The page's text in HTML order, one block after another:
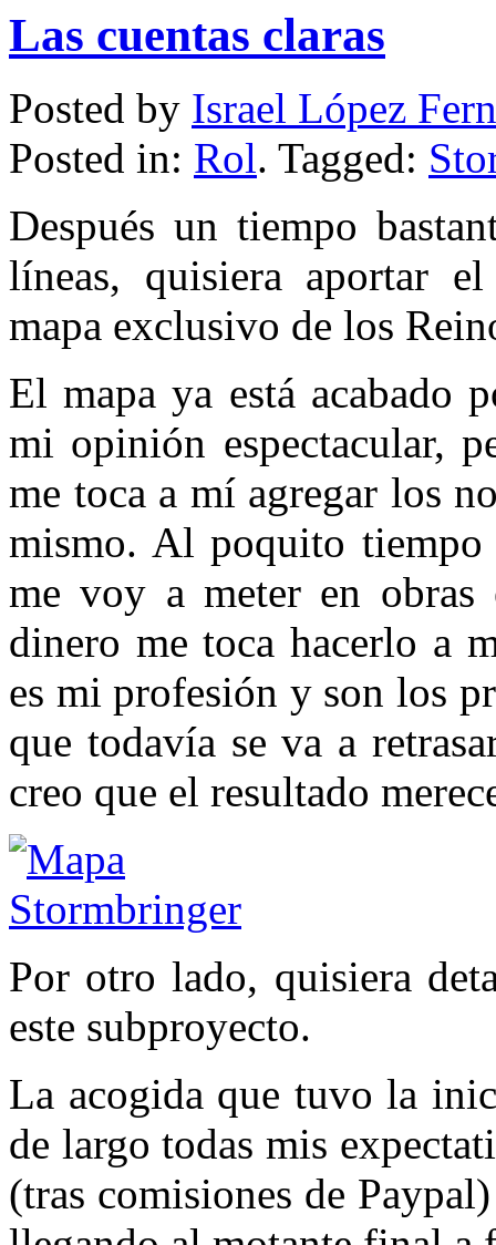
Las cuentas claras
Posted by Israel López
Posted in: Rol. Tagged:
Después un tiempo
líneas, quisiera aportar
mapa exclusivo de los
El mapa ya está acabado
mi opinión espectacular,
me toca a mí agregar los
mismo. Al poquito tiempo
me voy a meter en
dinero me toca hacerlo a
es mi profesión y son los
que todavía se va a
creo que el resultado
Por otro lado, quisiera
este subproyecto.
La acogida que tuvo la
de largo todas mis
(tras comisiones de